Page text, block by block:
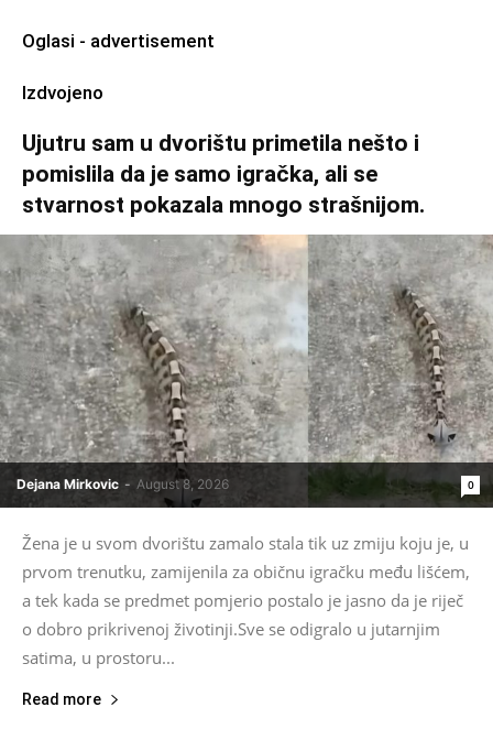
Oglasi - advertisement
Izdvojeno
Ujutru sam u dvorištu primetila nešto i
pomislila da je samo igračka, ali se
stvarnost pokazala mnogo strašnijom.
Dejana Mirkovic - August 8, 2026 0
Žena je u svom dvorištu zamalo stala tik uz zmiju koju je, u
prvom trenutku, zamijenila za običnu igračku među lišćem,
a tek kada se predmet pomjerio postalo je jasno da je riječ
o dobro prikrivenoj životinji.Sve se odigralo u jutarnjim
satima, u prostoru...
Read more